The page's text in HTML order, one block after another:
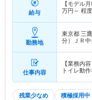
給与
【モデル月
万円～ 程度
勤務地
東京都 三
分）ＪＲ
仕事内容
【業務内
トイレ動
残業少なめ 積極採用中